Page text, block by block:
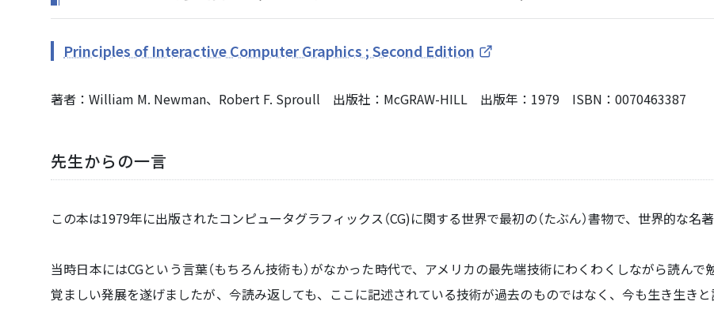
Principles of Interactive Computer Graphics ; Second Edition
著者：William M. Newman、Robert F. Sproull 出版社：McGRAW-HILL 出版年：1979 ISBN：0070463387
先生からの一言
この本は1979年に出版されたコンピュータグラフィックス（CG)に関する世界で最初の（たぶん）書物で、世界的な名
当時日本にはCGという言葉（もちろん技術も）がなかった時代で、アメリカの最先端技術にわくわくしながら読ん
覚ましい発展を遂げましたが、今読み返しても、ここに記述されている技術が過去のものではなく、今も生き生き